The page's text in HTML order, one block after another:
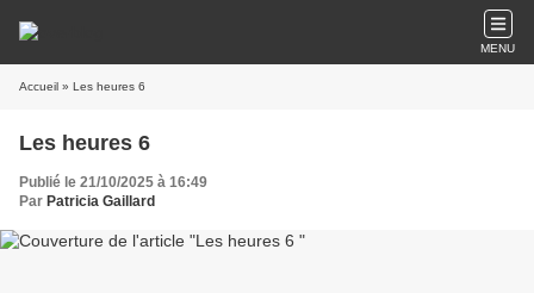
MENU
Accueil » Les heures 6
Les heures 6
Publié le 21/10/2025 à 16:49
Par Patricia Gaillard